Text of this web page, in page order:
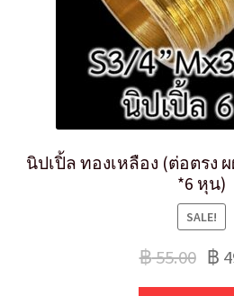
นิปเปิ้ล ทองเหลือง (ต่อตรง ผ
*6 หุน)
SALE!
฿55.00 ฿